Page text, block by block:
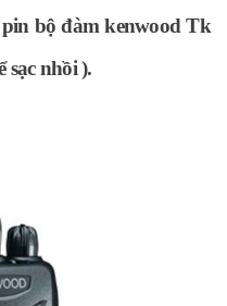
bộ đàm kenwood Tk
sạc nhồi ).